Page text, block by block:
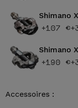
Shimano
+107 €
Shimano
+190 €
Accessoires :